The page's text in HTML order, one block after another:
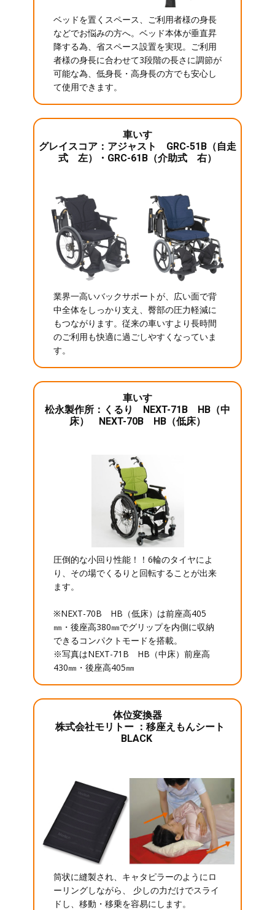
ベッドを置くスペース、ご利用者様の身長
などでお悩みの方へ。ベッド本体が垂直昇
降する為、省スペース設置を実現。ご利用
者様の身長に合わせて3段階の長さに調節が
可能な為、低身長・高身長の方でも安心し
て使用できます。
車いす
グレイスコア：アジャスト GRC-51B（自走
式 左）・GRC-61B（介助式 右）
業界一高いバックサポートが、広い面で背
中全体をしっかり支え、臀部の圧力軽減に
もつながります。従来の車いすより長時間
のご利用も快適に過ごしやすくなっていま
す。
車いす
松永製作所：くるり NEXT-71B HB（中
床） NEXT-70B HB（低床）
圧倒的な小回り性能！！6輪のタイヤによ
り、その場でくるりと回転することが出来
ます。
※NEXT-70B HB（低床）は前座高405
㎜・後座高380㎜でグリップを内側に収納
できるコンパクトモードを搭載。
※写真はNEXT-71B HB（中床）前座高
430㎜・後座高405㎜
体位変換器
株式会社モリトー ：移座えもんシート
BLACK
筒状に縫製され、キャタピラーのようにロ
ーリングしながら、 少しの力だけでスライ
ドし、移動・移乗を容易にします。